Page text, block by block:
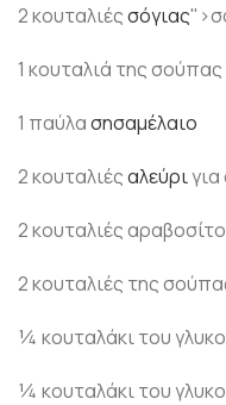
2 κουταλιέςσόγιας
1 κουταλιά της
1 παύλασησαμέλαιο
2 κουταλιέςαλεύριγια
2 κουταλιές
2 κουταλιές της
¼ κουταλάκι του
¼ κουταλάκι του